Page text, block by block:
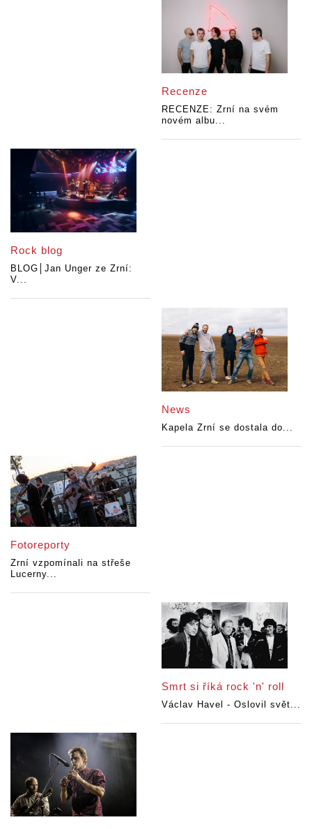
Recenze
RECENZE: Zrní na svém
novém albu...
Rock blog
BLOG│Jan Unger ze Zrní:
V...
News
Kapela Zrní se dostala do...
Fotoreporty
Zrní vzpomínali na střeše
Lucerny...
Smrt si říká rock 'n' roll
Václav Havel - Oslovil svět...